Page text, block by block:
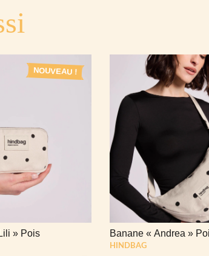
NOUVEAU !
» Pois Banane « Andrea »
HINDBAG